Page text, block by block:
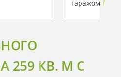
гаражом для
259 КВ. М С